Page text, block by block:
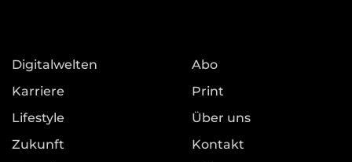
Digitalwelten
Karriere
Lifestyle
Zukunft
Abo
Print
Über uns
Kontakt